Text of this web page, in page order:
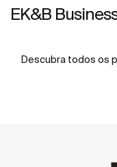
EK&B
Descubra todos os